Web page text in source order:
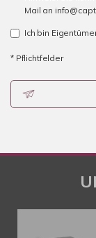
Mail an
Ich bin
* Pflichtfelder